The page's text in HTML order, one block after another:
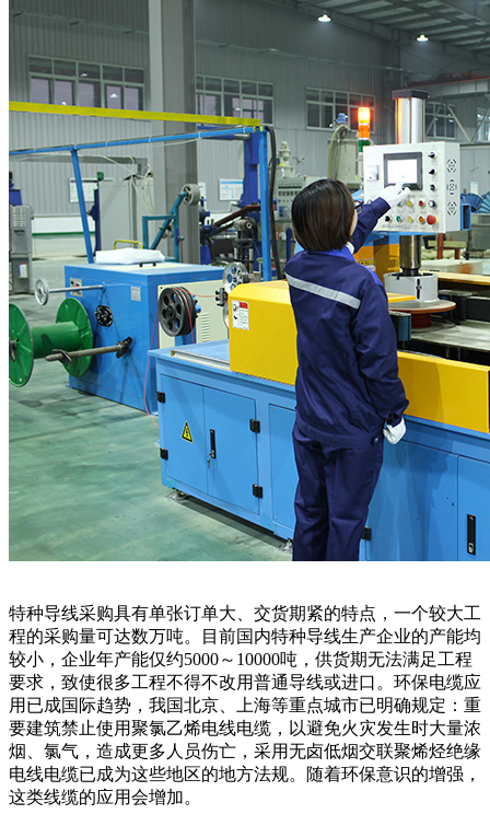
特种导线采购具有单张订单大、交货期紧的特点，一个较大工
程的采购量可达数万吨。目前国内特种导线生产企业的产能均
较小，企业年产能仅约5000～10000吨，供货期无法满足工程
要求，致使很多工程不得不改用普通导线或进口。环保电缆应
用已成国际趋势，我国北京、上海等重点城市已明确规定：重
要建筑禁止使用聚氯乙烯电线电缆，以避免火灾发生时大量浓
烟、氯气，造成更多人员伤亡，采用无卤低烟交联聚烯烃绝缘
电线电缆已成为这些地区的地方法规。随着环保意识的增强，
这类线缆的应用会增加。